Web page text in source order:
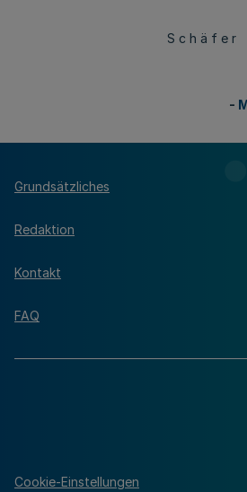
S c h ä f e r
-
Grundsätzliches
Redaktion
Kontakt
FAQ
Cookie-Einstellungen